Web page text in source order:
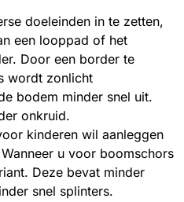
doeleinden in te zetten,
een looppad of het
Door een border te
wordt zonlicht
bodem minder snel uit.
onkruid.
kinderen wil aanleggen
u voor boomschors
Deze bevat minder
snel splinters.